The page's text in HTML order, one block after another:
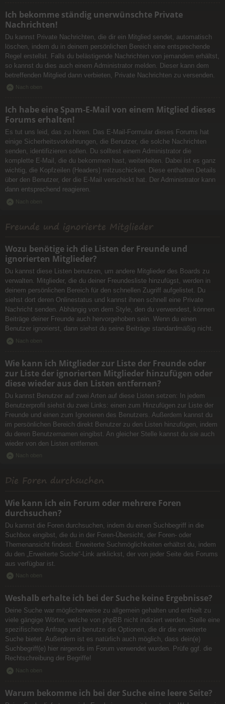
Ich bekomme ständig unerwünschte Private
Nachrichten!
Du kannst Private Nachrichten, die dir ein Mitglied sendet, automatisch
löschen, indem du in deinem persönlichen Bereich eine entsprechende
Regel erstellst. Falls du belästigende Nachrichten von jemandem erhältst,
so kannst du dies auch einem Administrator melden. Dieser kann dem
betreffenden Mitglied dann verbieten, Private Nachrichten zu versenden.
Nach oben
Ich habe eine Spam-E-Mail von einem Mitglied dieses
Forums erhalten!
Es tut uns leid, das zu hören. Das E-Mail-Formular dieses Forums hat
einige Sicherheitsvorkehrungen, die Benutzer, die solche Nachrichten
senden, identifizieren sollen. Du solltest einem Administrator die
komplette E-Mail, die du bekommen hast, weiterleiten. Dabei ist es ganz
wichtig, die Kopfzeilen (Headers) mitzuschicken. Diese enthalten Details
über den Benutzer, der die E-Mail verschickt hat. Der Administrator kann
dann entsprechend reagieren.
Nach oben
Freunde und ignorierte Mitglieder
Wozu benötige ich die Listen der Freunde und
ignorierten Mitglieder?
Du kannst diese Listen benutzen, um andere Mitglieder des Boards zu
verwalten. Mitglieder, die du deiner Freundesliste hinzufügst, werden in
deinem persönlichen Bereich für den schnellen Zugriff aufgelistet. Du
siehst dort deren Onlinestatus und kannst ihnen schnell eine Private
Nachricht senden. Abhängig von dem Style, den du verwendest, können
Beiträge deiner Freunde auch hervorgehoben sein. Wenn du einen
Benutzer ignorierst, dann siehst du seine Beiträge standardmäßig nicht.
Nach oben
Wie kann ich Mitglieder zur Liste der Freunde oder
zur Liste der ignorierten Mitglieder hinzufügen oder
diese wieder aus den Listen entfernen?
Du kannst Benutzer auf zwei Arten auf diese Listen setzen: In jedem
Benutzerprofil siehst du zwei Links: einen zum Hinzufügen zur Liste der
Freunde und einen zum Ignorieren des Benutzers. Außerdem kannst du
im persönlichen Bereich direkt Benutzer zu den Listen hinzufügen, indem
du deren Benutzernamen eingibst. An gleicher Stelle kannst du sie auch
wieder von den Listen entfernen.
Nach oben
Die Foren durchsuchen
Wie kann ich ein Forum oder mehrere Foren
durchsuchen?
Du kannst die Foren durchsuchen, indem du einen Suchbegriff in die
Suchbox eingibst, die du in der Foren-Übersicht, der Foren- oder
Themenansicht findest. Erweiterte Suchmöglichkeiten erhältst du, indem
du den „Erweiterte Suche“-Link anklickst, der von jeder Seite des Forums
aus verfügbar ist.
Nach oben
Weshalb erhalte ich bei der Suche keine Ergebnisse?
Deine Suche war möglicherweise zu allgemein gehalten und enthielt zu
viele gängige Wörter, welche von phpBB nicht indiziert werden. Stelle eine
spezifischere Anfrage und benutze die Optionen, die dir die erweiterte
Suche bietet. Außerdem ist es natürlich auch möglich, dass dein(e)
Suchbegriff(e) hier nirgends im Forum verwendet wurden. Prüfe ggf. die
Rechtschreibung der Begriffe!
Nach oben
Warum bekomme ich bei der Suche eine leere Seite?